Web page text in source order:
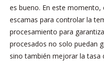
es bueno. En este momento,
escamas para controlar la
procesamiento para
procesados ​​no solo puedan
sino también mejorar la tasa